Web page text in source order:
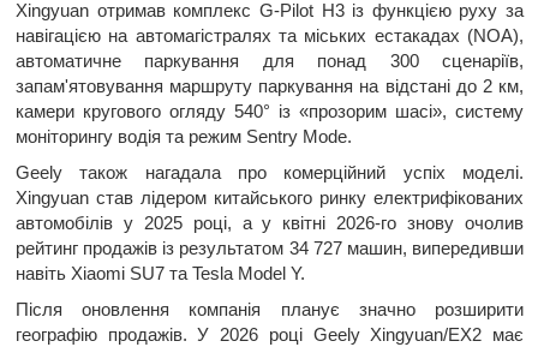
Xingyuan отримав комплекс G-Pilot H3 із функцією руху за
навігацією на автомагістралях та міських естакадах (NOA),
автоматичне паркування для понад 300 сценаріїв,
запам'ятовування маршруту паркування на відстані до 2 км,
камери кругового огляду 540° із «прозорим шасі», систему
моніторингу водія та режим Sentry Mode.
Geely також нагадала про комерційний успіх моделі.
Xingyuan став лідером китайського ринку електрифікованих
автомобілів у 2025 році, а у квітні 2026-го знову очолив
рейтинг продажів із результатом 34 727 машин, випередивши
навіть Xiaomi SU7 та Tesla Model Y.
Після оновлення компанія планує значно розширити
географію продажів. У 2026 році Geely Xingyuan/EX2 має